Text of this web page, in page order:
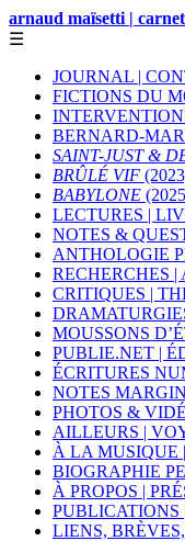
arnaud maïsetti |
☰
JOURNAL |
FICTIONS DU
BERNARD-
SAINT-JUST &
BRÛLÉ VIF
BABYLONE
LECTURES |
NOTES &
ANTHOLOGIE
RECHERCHES
CRITIQUES |
MOUSSONS
PUBLIE.NET |
ÉCRITURES
NOTES
PHOTOS &
AILLEURS |
À LA MUSIQUE
BIOGRAPHIE
À PROPOS |
PUBLICATIONS
LIENS,